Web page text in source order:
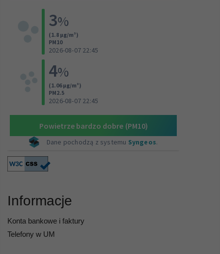
Informacje
Konta bankowe i faktury
Telefony w UM